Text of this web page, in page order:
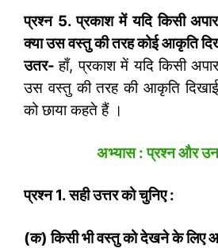
प्रश्न 5.प्रकाश में यदि किसी
क्या उस वस्तु की तरह कोई आकृति
उतर-हाँ, प्रकाश में यदि किसी
उस वस्तु की तरह की आकृति
को छाया कहते हैं ।
अभ्यास : प्रश्न और
प्रश्न1.सही उत्तर को चुनिए :
(क) किसी भी वस्तु को देखने के लिए